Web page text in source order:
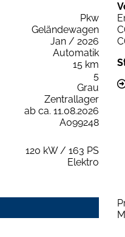
Pkw
Geländewagen
Jan / 2026
Automatik
15 km
5
Grau
Zentrallager
ab ca. 11.08.2026
A099248
120 kW / 163 PS
Elektro